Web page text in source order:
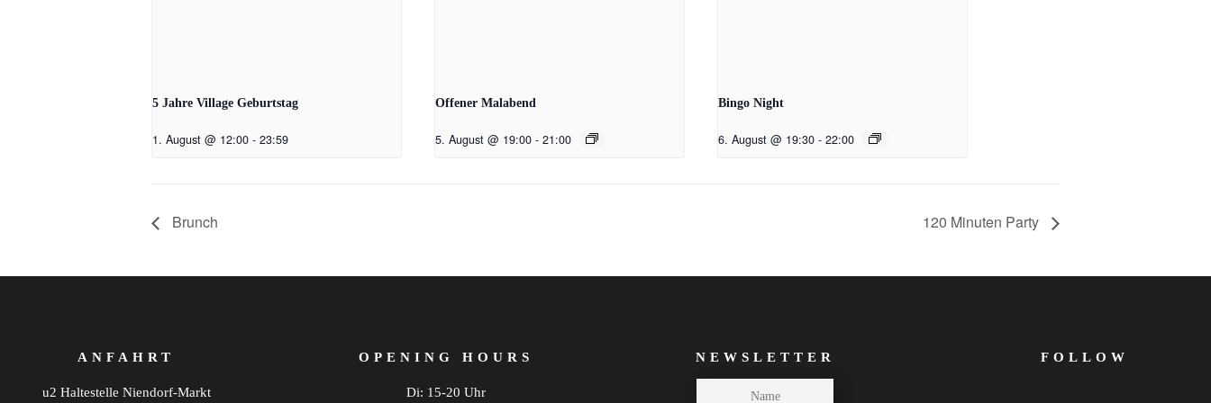
5 Jahre Village Geburtstag
1. August @ 12:00 - 23:59
Offener Malabend
5. August @ 19:00 - 21:00
Bingo Night
6. August @ 19:30 - 22:00
Brunch 120 Minuten Party
ANFAHRT
u2 Haltestelle Niendorf-Markt
OPENING HOURS
Di: 15-20 Uhr
NEWSLETTER FOLLOW